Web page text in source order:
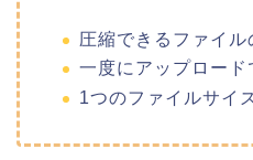
圧縮できるファイ
一度にアップロー
1つのファイルサイ